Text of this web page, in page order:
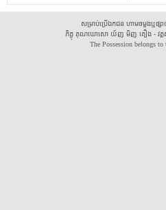
សម្រាប់ប្រើឯកជន ហាមចម្លងឬផ្
ភិក្ខុ គុណឃោសោ យ័ញ មិញ គឿង - វត្តស្
The Possession belongs to